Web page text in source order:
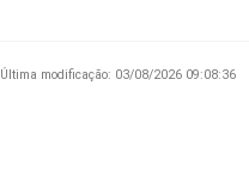
Última modificação: 03/08/2026 09:08:36